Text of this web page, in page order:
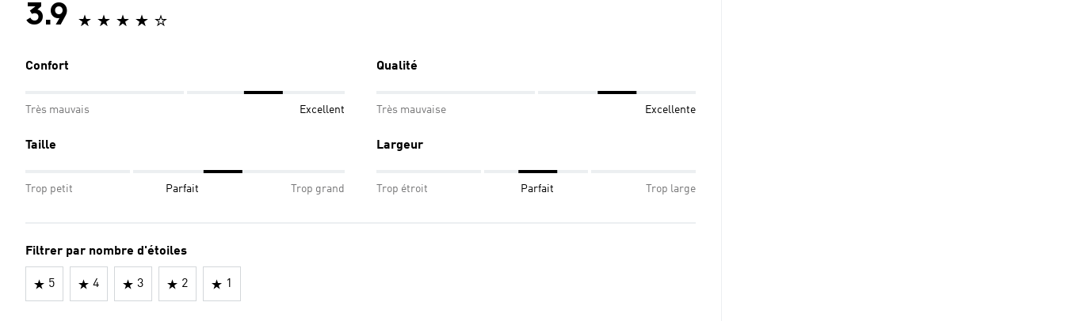
3.9
Confort
Très mauvais Excellent
Qualité
Très mauvaise Excellente
Taille
Trop petit Parfait Trop grand
Largeur
Trop étroit Parfait Trop large
Filtrer par nombre d'étoiles
5 4 3 2 1